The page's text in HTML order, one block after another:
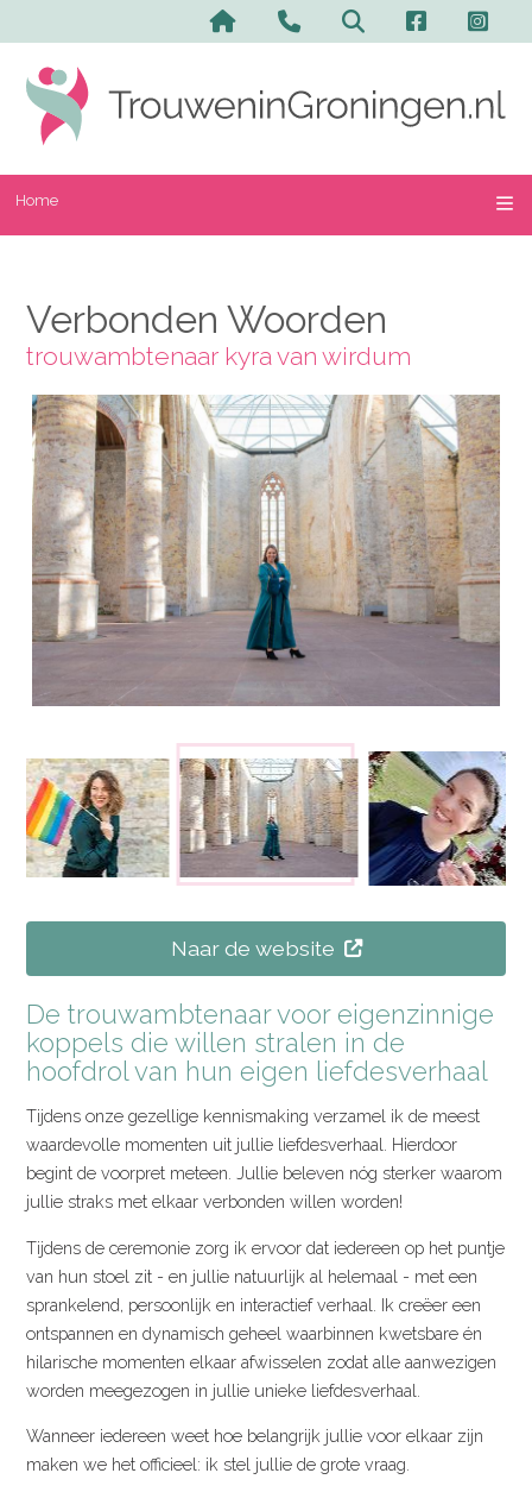
Home
Verbonden Woorden
trouwambtenaar kyra van wirdum
Naar de website
De trouwambtenaar voor eigenzinnige
koppels die willen stralen in de
hoofdrol van hun eigen liefdesverhaal
Tijdens onze gezellige kennismaking verzamel ik de meest
waardevolle momenten uit jullie liefdesverhaal. Hierdoor
begint de voorpret meteen. Jullie beleven nóg sterker waarom
jullie straks met elkaar verbonden willen worden!
Tijdens de ceremonie zorg ik ervoor dat iedereen op het puntje
van hun stoel zit - en jullie natuurlijk al helemaal - met een
sprankelend, persoonlijk en interactief verhaal. Ik creëer een
ontspannen en dynamisch geheel waarbinnen kwetsbare én
hilarische momenten elkaar afwisselen zodat alle aanwezigen
worden meegezogen in jullie unieke liefdesverhaal.
Wanneer iedereen weet hoe belangrijk jullie voor elkaar zijn
maken we het officieel: ik stel jullie de grote vraag.